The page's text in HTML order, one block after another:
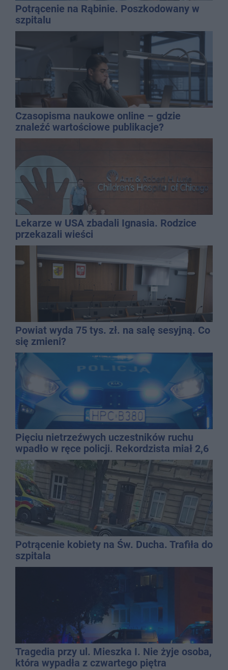
Potrącenie na Rąbinie. Poszkodowany w
szpitalu
Czasopisma naukowe online – gdzie
znaleźć wartościowe publikacje?
Lekarze w USA zbadali Ignasia. Rodzice
przekazali wieści
Powiat wyda 75 tys. zł. na salę sesyjną. Co
się zmieni?
Pięciu nietrzeźwych uczestników ruchu
wpadło w ręce policji. Rekordzista miał 2,6
promila
Potrącenie kobiety na Św. Ducha. Trafiła do
szpitala
Tragedia przy ul. Mieszka I. Nie żyje osoba,
która wypadła z czwartego piętra